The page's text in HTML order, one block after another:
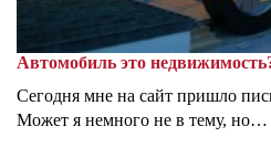
Автомобиль это
Сегодня мне на сайт пришло
Может я немного не в тему, но…